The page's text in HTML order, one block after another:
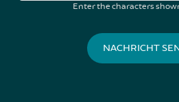
Enter the characters